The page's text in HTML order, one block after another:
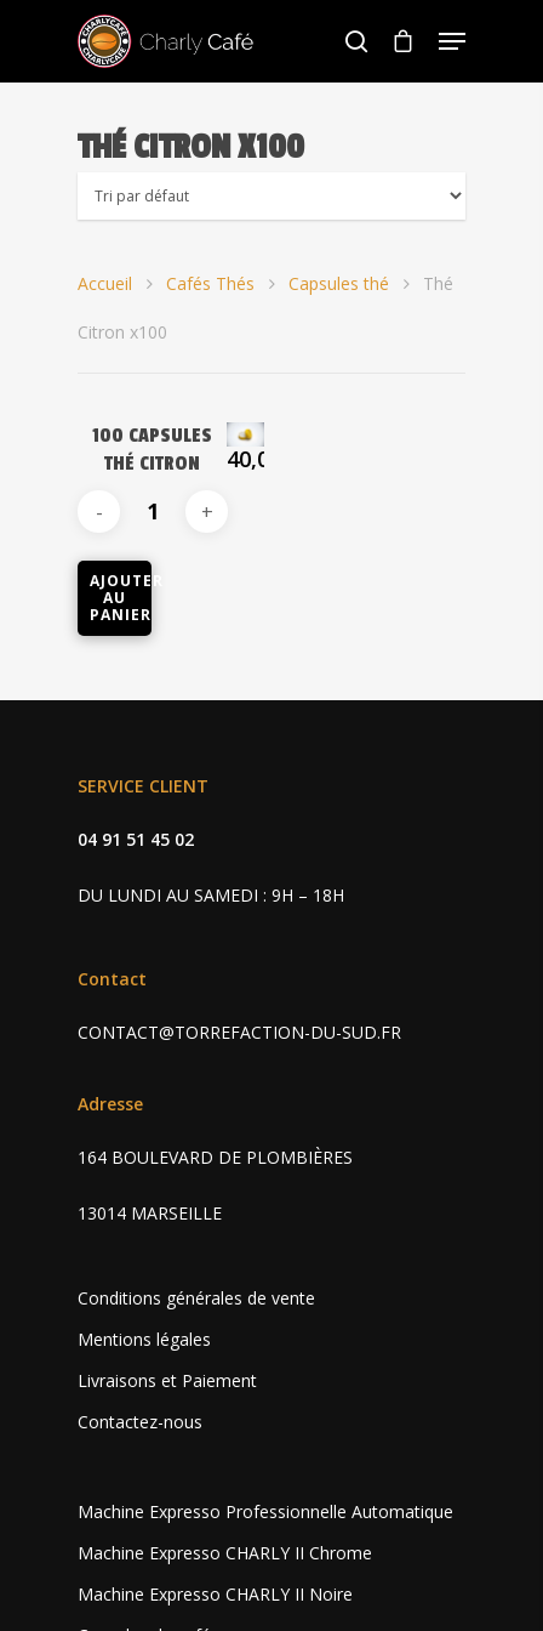
Hit enter to search or ESC to close
THÉ CITRON X100
Accueil Cafés Thés Capsules thé Thé
Citron x100
40,09
100 CAPSULES
THÉ CITRON
AJOUTER
AU
PANIER
SERVICE CLIENT
04 91 51 45 02
DU LUNDI AU SAMEDI : 9H – 18H
Contact
CONTACT@TORREFACTION-DU-SUD.FR
Adresse
164 BOULEVARD DE PLOMBIÈRES
13014 MARSEILLE
Conditions générales de vente
Mentions légales
Livraisons et Paiement
Contactez-nous
Machine Expresso Professionnelle Automatique
Machine Expresso CHARLY II Chrome
Machine Expresso CHARLY II Noire
Accessoires